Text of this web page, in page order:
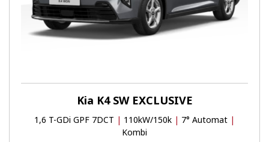
Kia K4 SW EXCLUSIVE
1,6 T-GDi GPF 7DCT | 110kW/150k | 7° Automat |
Kombi